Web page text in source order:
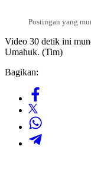
Postingan yang
Video 30 detik ini
Umahuk. (Tim)
Bagikan: